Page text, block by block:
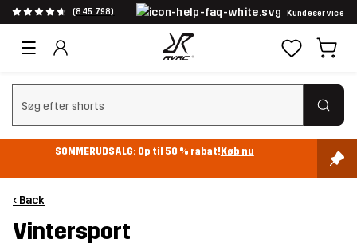
(845.798) Kundeservice
Ryd søgning
SOMMERUDSALG: Op til 50 % rabat!Køb nu
‹ Back
Vintersport